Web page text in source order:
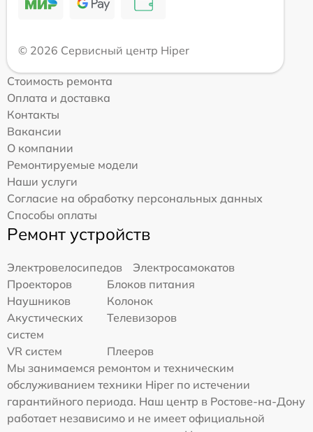
© 2026 Сервисный центр Hiper
Стоимость ремонта
Оплата и доставка
Контакты
Вакансии
О компании
Ремонтируемые модели
Наши услуги
Согласие на обработку персональных данных
Способы оплаты
Ремонт устройств
Электровелосипедов
Электросамокатов
Проекторов
Блоков питания
Наушников
Колонок
Акустических
систем
Телевизоров
VR систем
Плееров
Мы занимаемся ремонтом и техническим
обслуживанием техники Hiper по истечении
гарантийного периода. Наш центр в Ростове-на-Дону
работает независимо и не имеет официальной